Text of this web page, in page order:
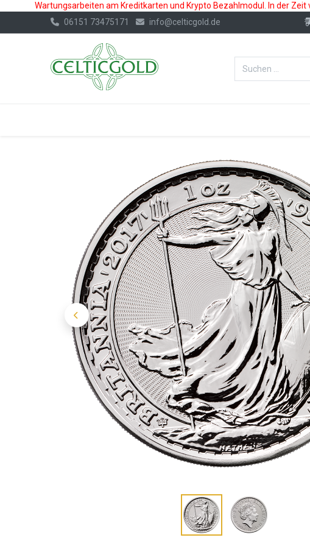
Wartungsarbeiten am Kreditkarten und Krypto Bezahlmodul. In der
06151 73475171
info@celticgold.de